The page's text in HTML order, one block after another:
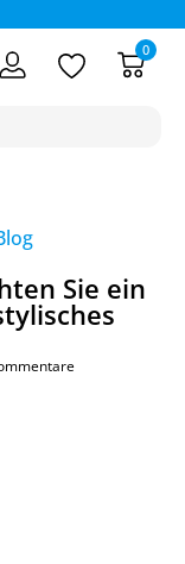
0
Sie ein